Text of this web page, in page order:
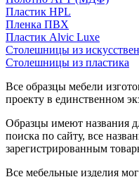
Пластик HPL
Пленка ПВХ
Пластик Alvic Luxe
Столешницы из
Столешницы из пластика
Все образцы мебели
проекту в единственном
Образцы имеют названия
поиска по сайту, все
зарегистрированным
Все мебельные изделия